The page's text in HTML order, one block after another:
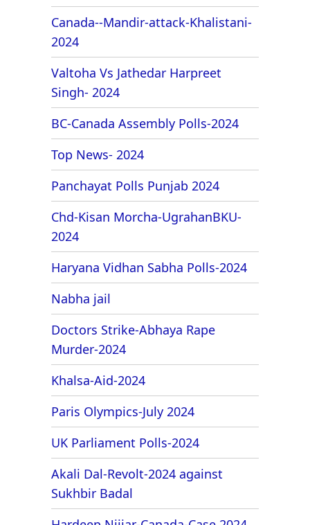
Canada--Mandir-attack-Khalistani-
2024
Valtoha Vs Jathedar Harpreet
Singh- 2024
BC-Canada Assembly Polls-2024
Top News- 2024
Panchayat Polls Punjab 2024
Chd-Kisan Morcha-UgrahanBKU-
2024
Haryana Vidhan Sabha Polls-2024
Nabha jail
Doctors Strike-Abhaya Rape
Murder-2024
Khalsa-Aid-2024
Paris Olympics-July 2024
UK Parliament Polls-2024
Akali Dal-Revolt-2024 against
Sukhbir Badal